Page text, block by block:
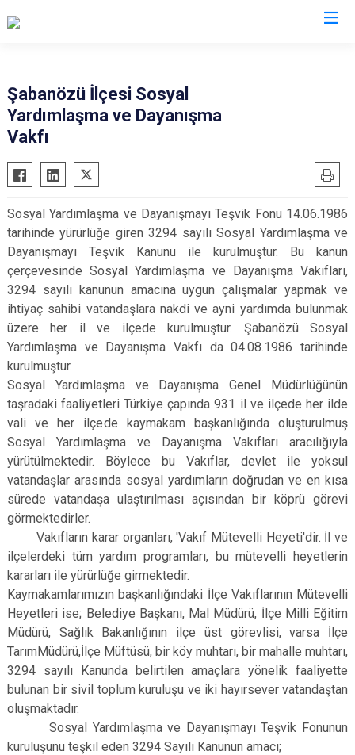
Atkaracalar
Çerkeş
Ilgaz
Kızılırmak
Korgun
Yapraklı
Şabanözü İlçesi Sosyal
Yardımlaşma ve Dayanışma
Vakfı
Sosyal Yardımlaşma ve Dayanışmayı Teşvik Fonu 14.06.1986
tarihinde yürürlüğe giren 3294 sayılı Sosyal Yardımlaşma ve
Dayanışmayı Teşvik Kanunu ile kurulmuştur. Bu kanun
çerçevesinde Sosyal Yardımlaşma ve Dayanışma Vakıfları,
3294 sayılı kanunun amacına uygun çalışmalar yapmak ve
ihtiyaç sahibi vatandaşlara nakdi ve ayni yardımda bulunmak
üzere her il ve ilçede kurulmuştur. Şabanözü Sosyal
Yardımlaşma ve Dayanışma Vakfı da 04.08.1986 tarihinde
kurulmuştur.
Sosyal Yardımlaşma ve Dayanışma Genel Müdürlüğünün
taşradaki faaliyetleri Türkiye çapında 931 il ve ilçede her ilde
vali ve her ilçede kaymakam başkanlığında oluşturulmuş
Sosyal Yardımlaşma ve Dayanışma Vakıfları aracılığıyla
yürütülmektedir. Böylece bu Vakıflar, devlet ile yoksul
vatandaşlar arasında sosyal yardımların doğrudan ve en kısa
sürede vatandaşa ulaştırılması açısından bir köprü görevi
görmektedirler.
Vakıfların karar organları, 'Vakıf Mütevelli Heyeti'dir. İl ve
ilçelerdeki tüm yardım programları, bu mütevelli heyetlerin
kararları ile yürürlüğe girmektedir.
Kaymakamlarımızın başkanlığındaki İlçe Vakıflarının Mütevelli
Heyetleri ise; Belediye Başkanı, Mal Müdürü, İlçe Milli Eğitim
Müdürü, Sağlık Bakanlığının ilçe üst görevlisi, varsa İlçe
TarımMüdürü,İlçe Müftüsü, bir köy muhtarı, bir mahalle muhtarı,
3294 sayılı Kanunda belirtilen amaçlara yönelik faaliyette
bulunan bir sivil toplum kuruluşu ve iki hayırsever vatandaştan
oluşmaktadır.
Sosyal Yardımlaşma ve Dayanışmayı Teşvik Fonunun
kuruluşunu teşkil eden 3294 Sayılı Kanunun amacı;